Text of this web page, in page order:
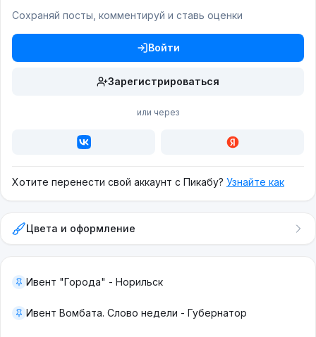
Сохраняй посты, комментируй и ставь оценки
Войти
Зарегистрироваться
или через
Хотите перенести свой аккаунт с Пикабу? Узнайте как
Цвета и оформление
Ивент "Города" - Норильск
Ивент Вомбата. Слово недели - Губернатор